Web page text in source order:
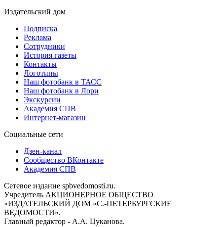
Издательский дом
Подписка
Реклама
Сотрудники
История газеты
Контакты
Логотипы
Наш фотобанк в ТАСС
Наш фотобанк в Лори
Экскурсии
Академия СПВ
Интернет-магазин
Социальные сети
Дзен-канал
Сообщество ВКонтакте
Академия СПВ
Сетевое издание spbvedomosti.ru.
Учредитель АКЦИОНЕРНОЕ ОБЩЕСТВО
«ИЗДАТЕЛЬСКИЙ ДОМ «С.-ПЕТЕРБУРГСКИЕ
ВЕДОМОСТИ».
Главный редактор - А.А. Цуканова.